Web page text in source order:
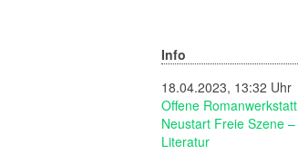
Info
18.04.2023, 13:32 Uhr
Offene Romanwerkstatt
Neustart Freie Szene –
Literatur